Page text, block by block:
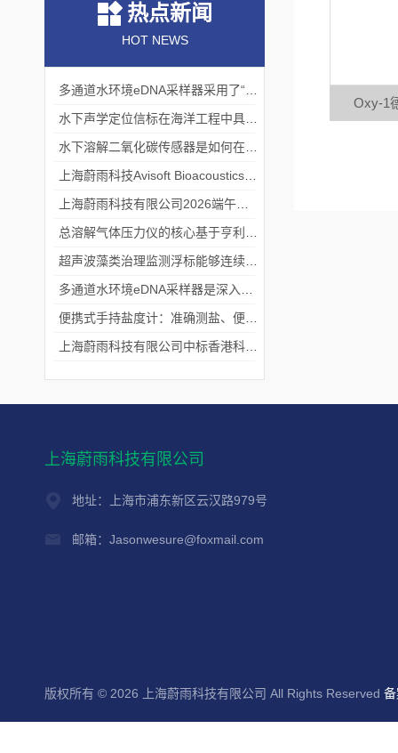
热点新闻
HOT NEWS
Oxy-1
上海蔚雨科技有限公司
地址：上海市浦东新区云汉路979号
邮箱：Jasonwesure@foxmail.com
版权所有 © 2026 上海蔚雨科技有限公司 All Rights Reserved